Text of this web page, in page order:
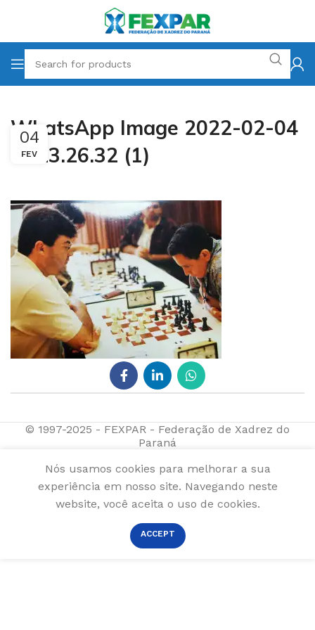
WhatsApp Image 2022-02-04
at 23.26.32 (1)
04
FEV
© 1997-2025 - FEXPAR - Federação de Xadrez do
Paraná
Nós usamos cookies para melhorar a sua
experiência em nosso site. Navegando neste
website, você aceita o uso de cookies.
ACCEPT